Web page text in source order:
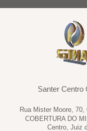
Santer Centro
Rua Mister Moore,
COBERTURA DO
Centro, Juiz